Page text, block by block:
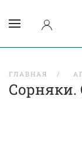
ГЛАВНАЯ
Сорняки.